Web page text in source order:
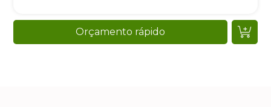
Orçamento rápido